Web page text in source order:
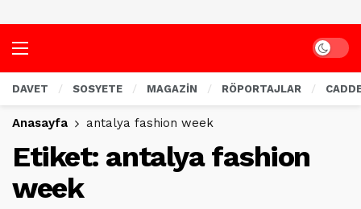
Dark
DAVET SOSYETE MAGAZİN RÖPORTAJLAR
Anasayfa antalya fashion week
Etiket: antalya fashion
week